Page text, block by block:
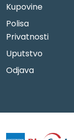
Kupovine
Polisa
Privatnosti
Uputstvo
Odjava